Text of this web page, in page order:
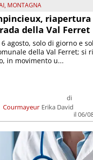
, MONTAGNA
riapertura
della Val Ferret
Courmayeur
di
Erika David
il 06/
agosto, solo di giorno e
della Val Ferret; si
in movimento u...